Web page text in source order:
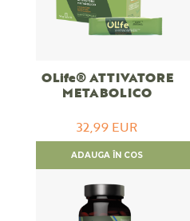
OLife® ATTIVATORE
METABOLICO
32,99 EUR
ADAUGA ÎN COS